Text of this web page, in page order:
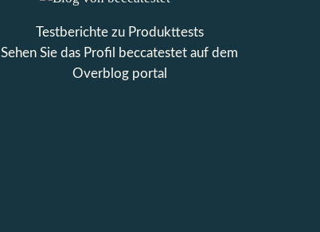
Testberichte zu Produkttests
Sehen Sie das Profil
beccatestet auf dem
Overblog portal